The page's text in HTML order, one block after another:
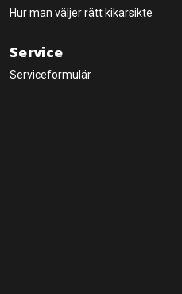
Hur man väljer rätt kikarsikte
Service
Serviceformulär